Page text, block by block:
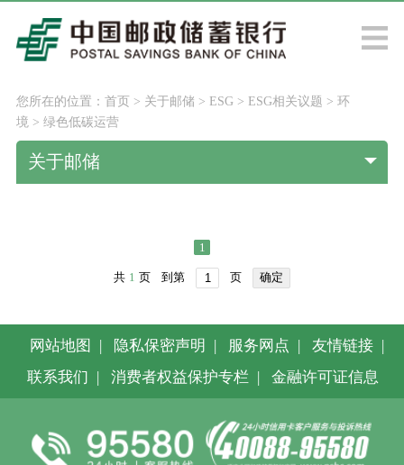
您所在的位置： 首页> 关于邮储 > ESG> ESG相关议题 > 环
境 > 绿色低碳运营
关于邮储
1
共 1 页 到第 页 确定
网站地图 | 隐私保密声明 | 服务网点 | 友情链接 |
联系我们 | 消费者权益保护专栏 | 金融许可证信息